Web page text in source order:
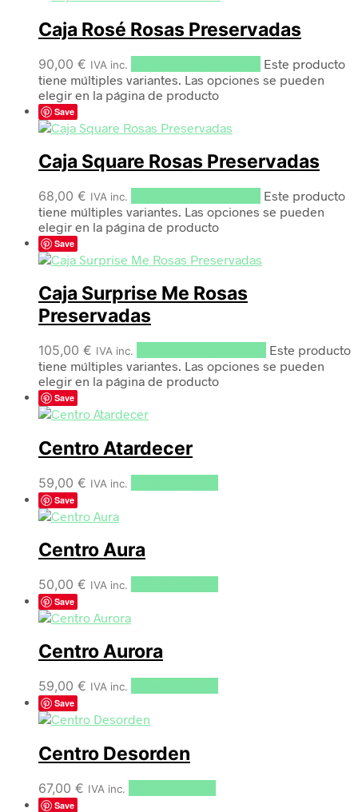
Caja Rosé Rosas Preservadas
90,00 € IVA inc.
Este producto
tiene múltiples variantes. Las opciones se pueden
elegir en la página de producto
Save
Caja Square Rosas Preservadas
68,00 € IVA inc.
Este producto
tiene múltiples variantes. Las opciones se pueden
elegir en la página de producto
Save
Caja Surprise Me Rosas
Preservadas
105,00 € IVA inc.
Este producto
tiene múltiples variantes. Las opciones se pueden
elegir en la página de producto
Save
Centro Atardecer
59,00 € IVA inc.
Save
Centro Aura
50,00 € IVA inc.
Save
Centro Aurora
59,00 € IVA inc.
Save
Centro Desorden
67,00 € IVA inc.
Save